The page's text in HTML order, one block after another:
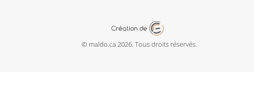
© maldo.ca 2026. Tous droits réservés.